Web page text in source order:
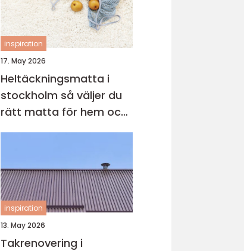
inspiration
17. May 2026
Heltäckningsmatta i
stockholm så väljer du
rätt matta för hem och
kontor
inspiration
13. May 2026
Takrenovering i